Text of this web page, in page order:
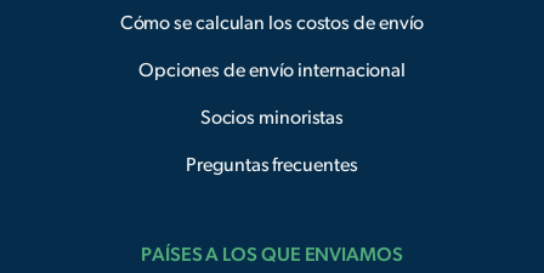
Cómo se calculan los costos de envío
Opciones de envío internacional
Socios minoristas
Preguntas frecuentes
PAÍSES A LOS QUE ENVIAMOS